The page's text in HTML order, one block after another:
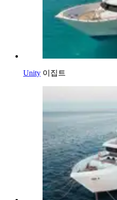
Unity 이집트